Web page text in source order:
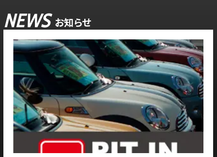
NEWS お知らせ